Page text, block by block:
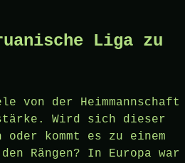
Liga zu
von der Heimmannschaft
Wird sich dieser
kommt es zu einem
Rängen? In Europa war